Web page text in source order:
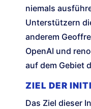
niemals
Unterstützern
anderem
OpenAI und
auf dem Gebiet
ZIEL DER
Das Ziel dieser